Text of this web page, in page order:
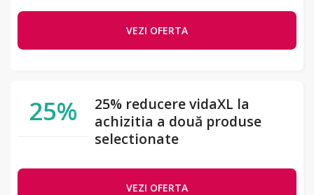
VEZI OFERTA
25%
25% reducere vidaXL la
achizitia a două produse
selectionate
VEZI OFERTA